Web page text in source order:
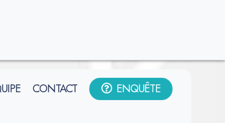
CONTACT ENQUÊTE